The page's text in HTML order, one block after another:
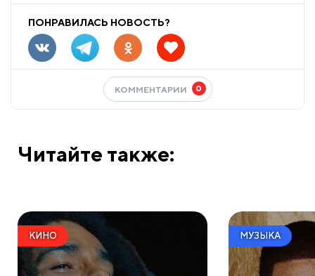
ПОНРАВИЛАСЬ НОВОСТЬ?
КОММЕНТАРИИ 0
Читайте также:
КИНО МУЗЫКА